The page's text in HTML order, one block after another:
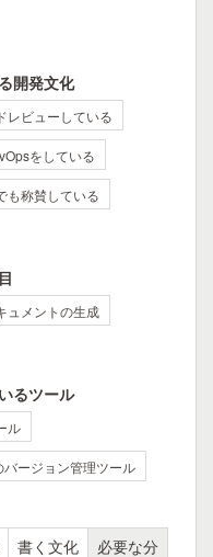
開発文化
レビューしている
をしている
も称賛している
ュメントの生成
るツール
ル
バージョン管理ツール
書く文化
必要な分